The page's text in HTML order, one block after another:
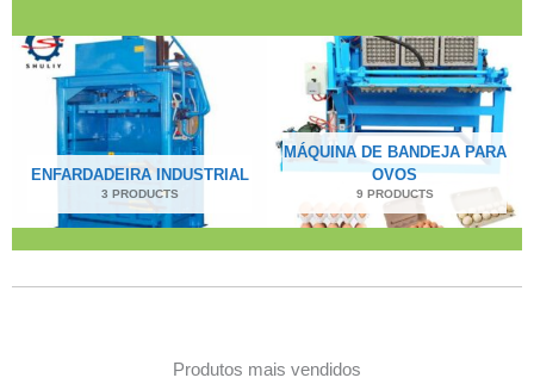
ENFARDADEIRA INDUSTRIAL
3 PRODUCTS
MÁQUINA DE BANDEJA PARA
OVOS
9 PRODUCTS
Produtos mais vendidos